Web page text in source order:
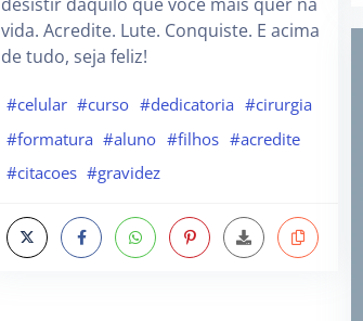
vida. Acredite. Lute. Conquiste. E acima
de tudo, seja feliz!
#celular #curso #dedicatoria #cirurgia
#formatura #aluno #filhos #acredite
#citacoes #gravidez